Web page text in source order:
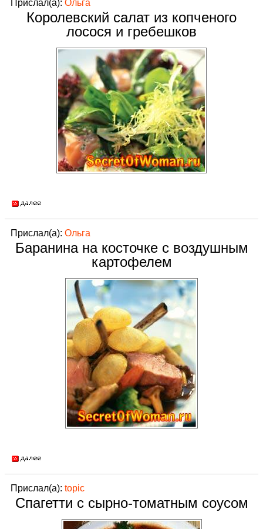
Прислал(а): Ольга
Королевский салат из копченого
лосося и гребешков
Прислал(а): Ольга
Баранина на косточке с воздушным
картофелем
Прислал(а): topic
Спагетти с сырно-томатным соусом